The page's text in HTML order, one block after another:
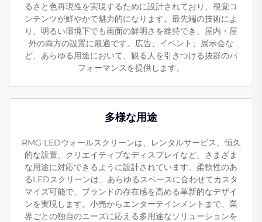
るさと色再現性を実現するために設計されており、視覚コ
ンテンツが鮮やかで魅力的になります。最先端の技術によ
り、明るい環境下でも画面の鮮明さを維持でき、屋内・屋
外の両方の設置に最適です。広告、イベント、展示会な
ど、あらゆる用途において、観る人を引きつける抜群のパ
フォーマンスを提供します。
多様な用途
RMG LEDウォールスクリーンは、レンタルサービス、恒久
的な設置、クリエイティブなディスプレイなど、さまざま
な用途に対応できるように設計されています。柔軟性のあ
るLEDスクリーンは、あらゆるスペースに合わせてカスタ
マイズ可能で、ブランドの存在感を高める革新的なデザイ
ンを実現します。小売からエンターテインメントまで、業
界ごとの独自のニーズに応える多用途なソリューションを